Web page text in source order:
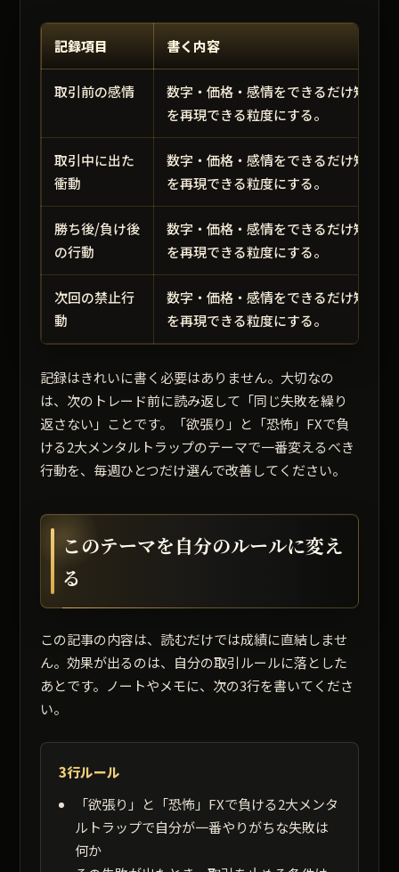
記録項目 書く内容
取引前の感情
数字・価格・感情をできるだけ短く
を再現できる粒度にする。
取引中に出た
衝動
数字・価格・感情をできるだけ短く
を再現できる粒度にする。
勝ち後/負け後
の行動
数字・価格・感情をできるだけ短く
を再現できる粒度にする。
次回の禁止行
動
数字・価格・感情をできるだけ短く
を再現できる粒度にする。
記録はきれいに書く必要はありません。大切なの
は、次のトレード前に読み返して「同じ失敗を繰り
返さない」ことです。「欲張り」と「恐怖」FXで負
ける2大メンタルトラップのテーマで一番変えるべき
行動を、毎週ひとつだけ選んで改善してください。
このテーマを自分のルールに変え
る
この記事の内容は、読むだけでは成績に直結しませ
ん。効果が出るのは、自分の取引ルールに落とした
あとです。ノートやメモに、次の3行を書いてくださ
い。
3行ルール
「欲張り」と「恐怖」FXで負ける2大メンタ
ルトラップで自分が一番やりがちな失敗は
何か